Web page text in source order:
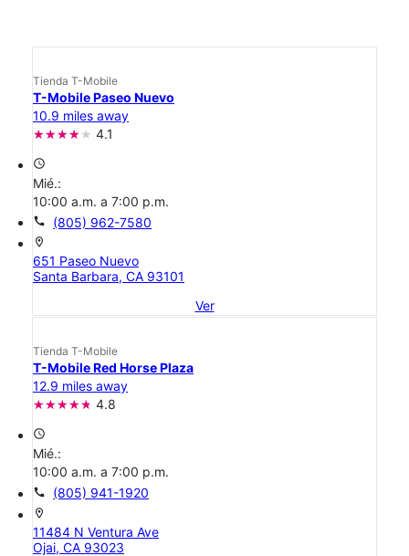
Tienda T-Mobile
T-Mobile Paseo Nuevo
10.9 miles away
4.1
access_time
Mié.:
10:00 a.m. a 7:00 p.m.
call (805) 962-7580
location_on
651 Paseo Nuevo
Santa Barbara, CA 93101
Ver
Tienda T-Mobile
T-Mobile Red Horse Plaza
12.9 miles away
4.8
access_time
Mié.:
10:00 a.m. a 7:00 p.m.
call (805) 941-1920
location_on
11484 N Ventura Ave
Ojai, CA 93023